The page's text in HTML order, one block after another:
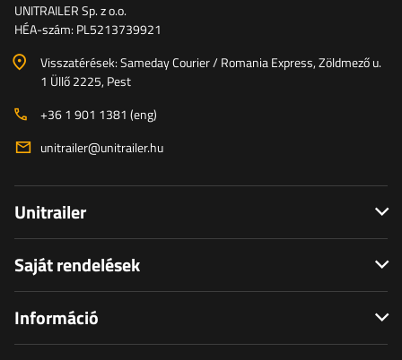
UNITRAILER Sp. z o.o.
HÉA-szám: PL5213739921
Visszatérések: Sameday Courier / Romania Express, Zöldmező u.
1 Üllő 2225, Pest
+36 1 901 1381 (eng)
unitrailer@unitrailer.hu
Unitrailer
Saját rendelések
Információ